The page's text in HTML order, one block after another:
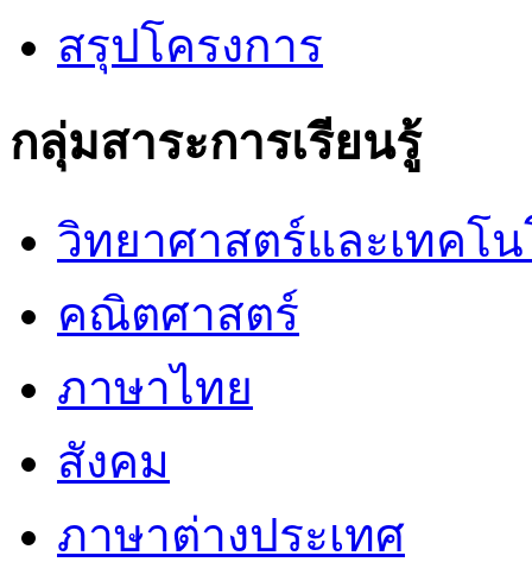
สรุปโครงการ
กลุ่มสาระการเรียนรู้
วิทยาศาสตร์และเทคโ
คณิตศาสตร์
ภาษาไทย
สังคม
ภาษาต่างประเทศ